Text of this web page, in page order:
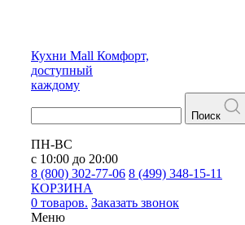
Кухни Mall Комфорт,
доступный
каждому
Поиск
ПН-ВС
с 10:00 до 20:00
8 (800) 302-77-06 8 (499) 348-15-11
КОРЗИНА
0 товаров. Заказать звонок
Меню